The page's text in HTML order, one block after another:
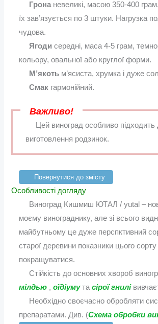
Грона невеликі, масою 350-400
їх зав’язується по 3 штуки. Нагрузка
чудова.
Ягоди середні, маса 4-5 грам,
кольору, овальної або круглої форми.
М’якоть м’ясиста, хрумка і дуже
Смак гармонійний.
Важливо!
Цей виноград особливо підходить
виготовлення родзинок.
Повернутися до змісту
Особливості догляду
Виноград Кишмиш ЮТАЛ / yutal –
моєму винограднику, але зі всього
майбутньому це дуже перспктивний
старої деревини показники цього
покращуватися.
Стійкість до основних хвороб
мілдью ,оїдіуму тасірої гнилі
Необхідно своєчасно обробляти
препаратами. Див. (Схема обробки